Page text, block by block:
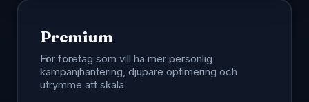
Premium
För företag som vill ha mer personlig
kampanjhantering, djupare optimering och
utrymme att skala